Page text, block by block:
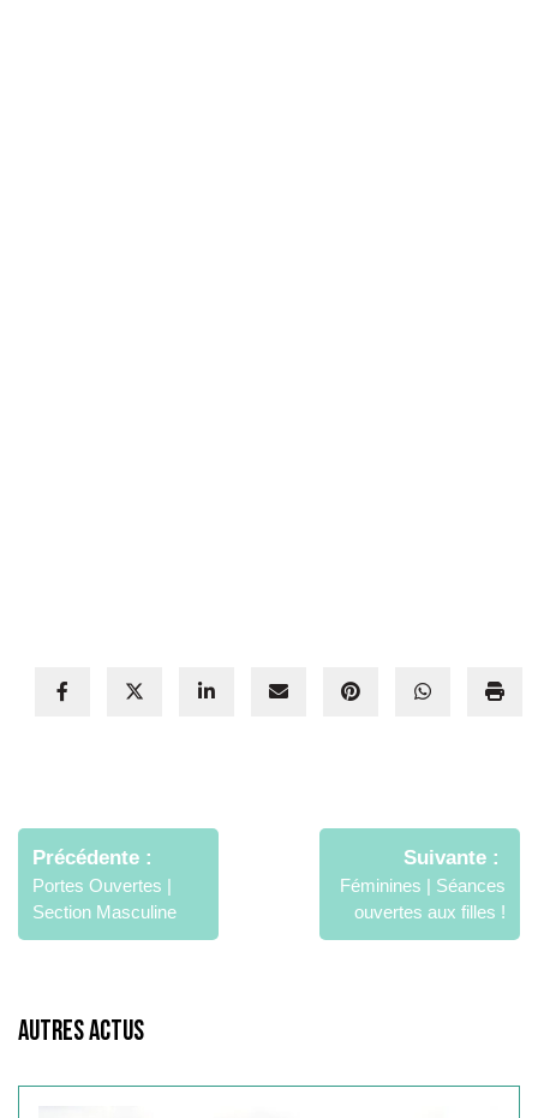
de
l’article
Précédente
Portes Ouvertes |
Section Masculine
Suivante
Féminines | Séances
ouvertes aux filles !
Autres Actus